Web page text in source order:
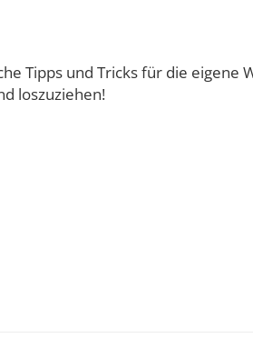
Tipps und Tricks für die eigene
loszuziehen!